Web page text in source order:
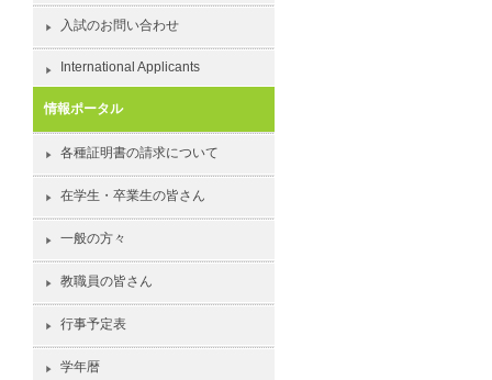
入試のお問い合わせ
International Applicants
情報ポータル
各種証明書の請求について
在学生・卒業生の皆さん
一般の方々
教職員の皆さん
行事予定表
学年暦